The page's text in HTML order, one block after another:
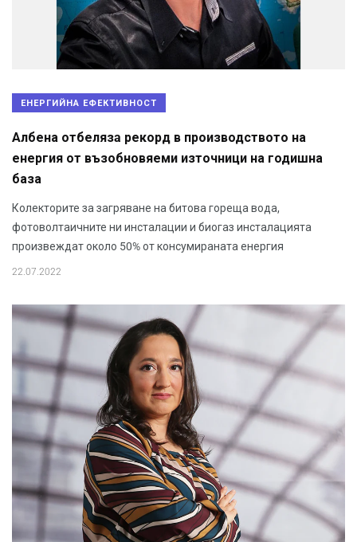
ЕНЕРГИЙНА ЕФЕКТИВНОСТ
Албена отбелязa рекорд в производството на
енергия от възобновяеми източници на годишна
база
Колекторите за загряване на битова гореща вода,
фотоволтаичните ни инсталации и биогаз инсталацията
произвеждат около 50% от консумираната енергия
22.07.2022